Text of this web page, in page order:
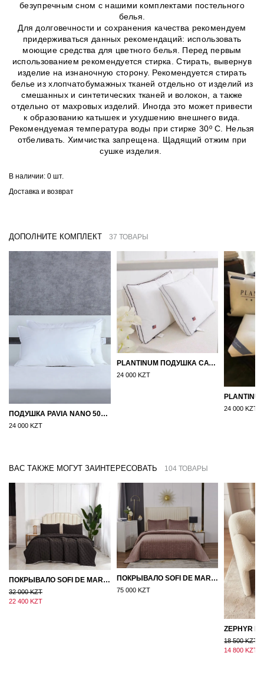
безупречным сном с нашими комплектами постельного
белья.
Для долговечности и сохранения качества рекомендуем
придерживаться данных рекомендаций: использовать
моющие средства для цветного белья. Перед первым
использованием рекомендуется стирка. Стирать, вывернув
изделие на изнаночную сторону. Рекомендуется стирать
белье из хлопчатобумажных тканей отдельно от изделий из
смешанных и синтетических тканей и волокон, а также
отдельно от махровых изделий. Иногда это может привести
к образованию катышек и ухудшению внешнего вида.
Рекомендуемая температура воды при стирке 30º C. Нельзя
отбеливать. Химчистка запрещена. Щадящий отжим при
сушке изделия.
В наличии: 0 шт.
Доставка и возврат
ДОПОЛНИТЕ КОМПЛЕКТ 37 ТОВАРЫ
ПОДУШКА PAVIA NANO 50X70
24 000 KZT
PLANTINUM ПОДУШКА САТИН, ШЕЛК 50Х70
24 000 KZT
24 000 KZT
ВАС ТАКЖЕ МОГУТ ЗАИНТЕРЕСОВАТЬ 104 ТОВАРЫ
ПОКРЫВАЛО SOFI DE MARKO 160×220 БРОУДИ ЧЕРНО-БЕЖЕВОЕ
32 000 KZT
22 400 KZT
ПОКРЫВАЛО SOFI DE MARKO ВЕЛЮР 240×260 ФЕРДИНАНД (МОККО)
75 000 KZT
18 500 KZT
14 800 KZT